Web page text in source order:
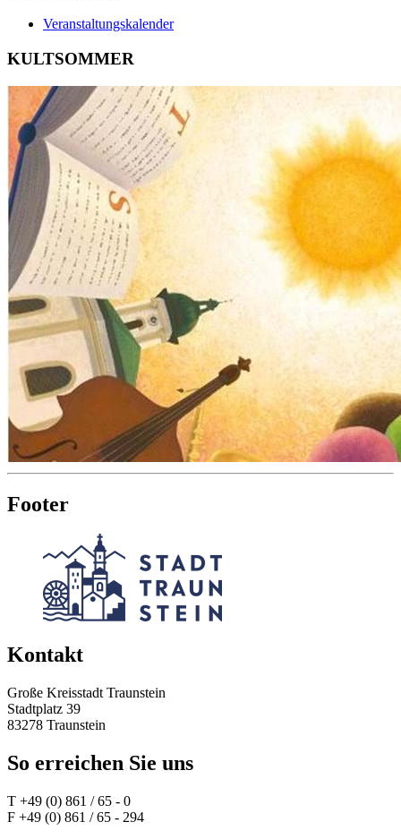
Veranstaltungskalender
KULTSOMMER
Footer
Kontakt
Große Kreisstadt Traunstein
Stadtplatz 39
83278 Traunstein
So erreichen Sie uns
T +49 (0) 861 / 65 - 0
F +49 (0) 861 / 65 - 294